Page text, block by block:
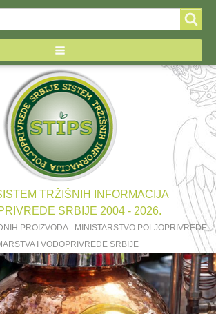
TRŽIŠNIH INFORMACIJA
SRBIJE 2004 - 2026.
PROIZVODA - MINISTARSTVO POLJOPRIVREDE,
I VODOPRIVREDE SRBIJE